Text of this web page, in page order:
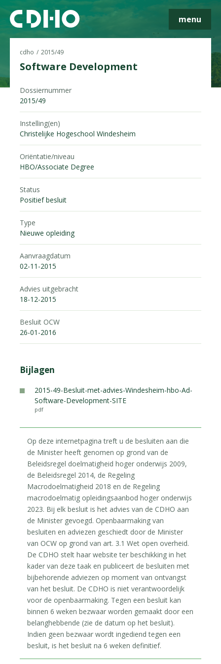
menu
cdho 2015/49
Software Development
Dossiernummer
2015/49
Instelling(en)
Christelijke Hogeschool Windesheim
Oriëntatie/niveau
HBO/Associate Degree
Status
Positief besluit
Type
Nieuwe opleiding
Aanvraagdatum
02-11-2015
Advies uitgebracht
18-12-2015
Besluit OCW
26-01-2016
Bijlagen
2015-49-Besluit-met-advies-Windesheim-hbo-Ad-
Software-Development-SITE
pdf
Op deze internetpagina treft u de besluiten aan die
de Minister heeft genomen op grond van de
Beleidsregel doelmatigheid hoger onderwijs 2009,
de Beleidsregel 2014, de Regeling
Macrodoelmatigheid 2018 en de Regeling
macrodoelmatig opleidingsaanbod hoger onderwijs
2023. Bij elk besluit is het advies van de CDHO aan
de Minister gevoegd. Openbaarmaking van
besluiten en adviezen geschiedt door de Minister
van OCW op grond van art. 3.1 Wet open overheid.
De CDHO stelt haar website ter beschikking in het
kader van deze taak en publiceert de besluiten met
bijbehorende adviezen op moment van ontvangst
van het besluit. De CDHO is niet verantwoordelijk
voor de openbaarmaking. Tegen een besluit kan
binnen 6 weken bezwaar worden gemaakt door een
belanghebbende (zie de datum op het besluit).
Indien geen bezwaar wordt ingediend tegen een
besluit, is het besluit na 6 weken definitief.